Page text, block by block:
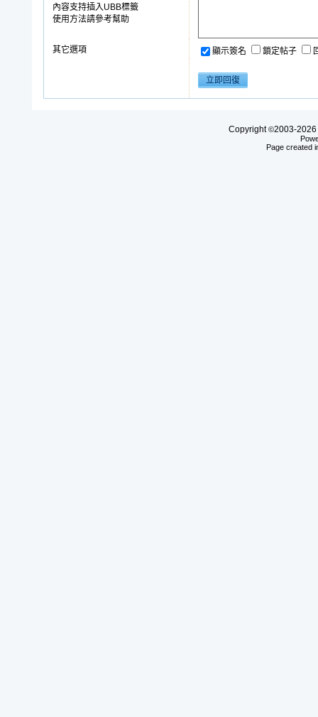
內容支持插入UBB標籤
使用方法請參考幫助
其它選項 顯示簽名 鎖定帖子
Copyright©2003-2026
Page created